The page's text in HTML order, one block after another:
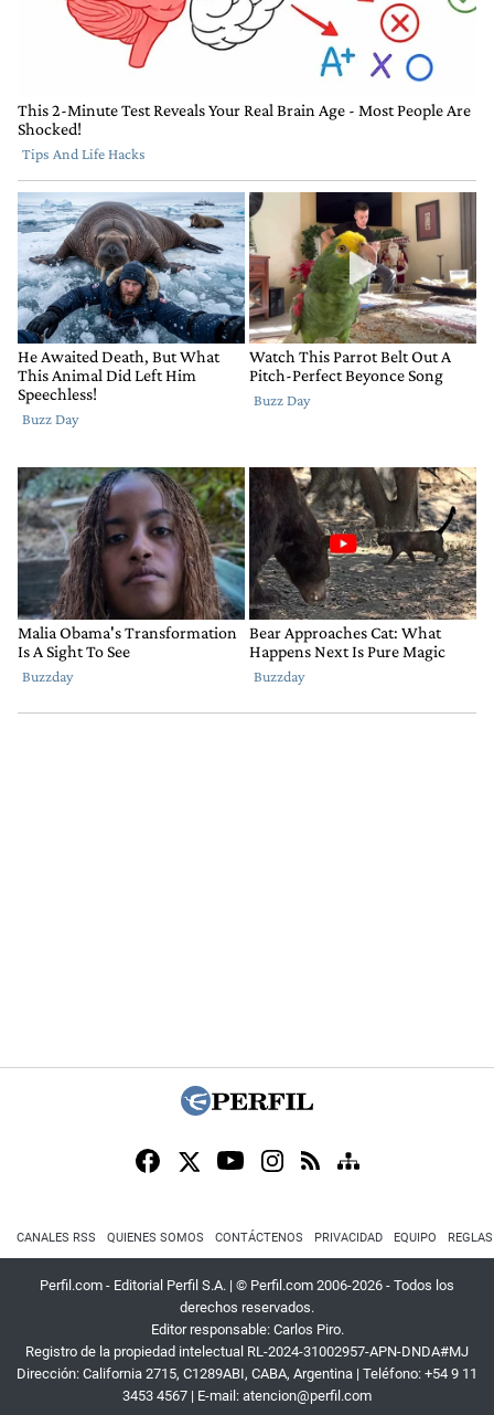
CANALES RSS QUIENES SOMOS CONTÁCTENOS PRIVACIDAD EQUIPO
Perfil.com - Editorial Perfil S.A. | © Perfil.com 2006-2026 - Todos los
derechos reservados.
Editor responsable: Carlos Piro.
Registro de la propiedad intelectual RL-2024-31002957-APN-DNDA#MJ
Dirección: California 2715, C1289ABI, CABA, Argentina | Teléfono: +54 9 11
3453 4567 | E-mail: atencion@perfil.com